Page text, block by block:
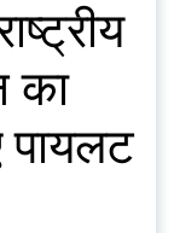
का